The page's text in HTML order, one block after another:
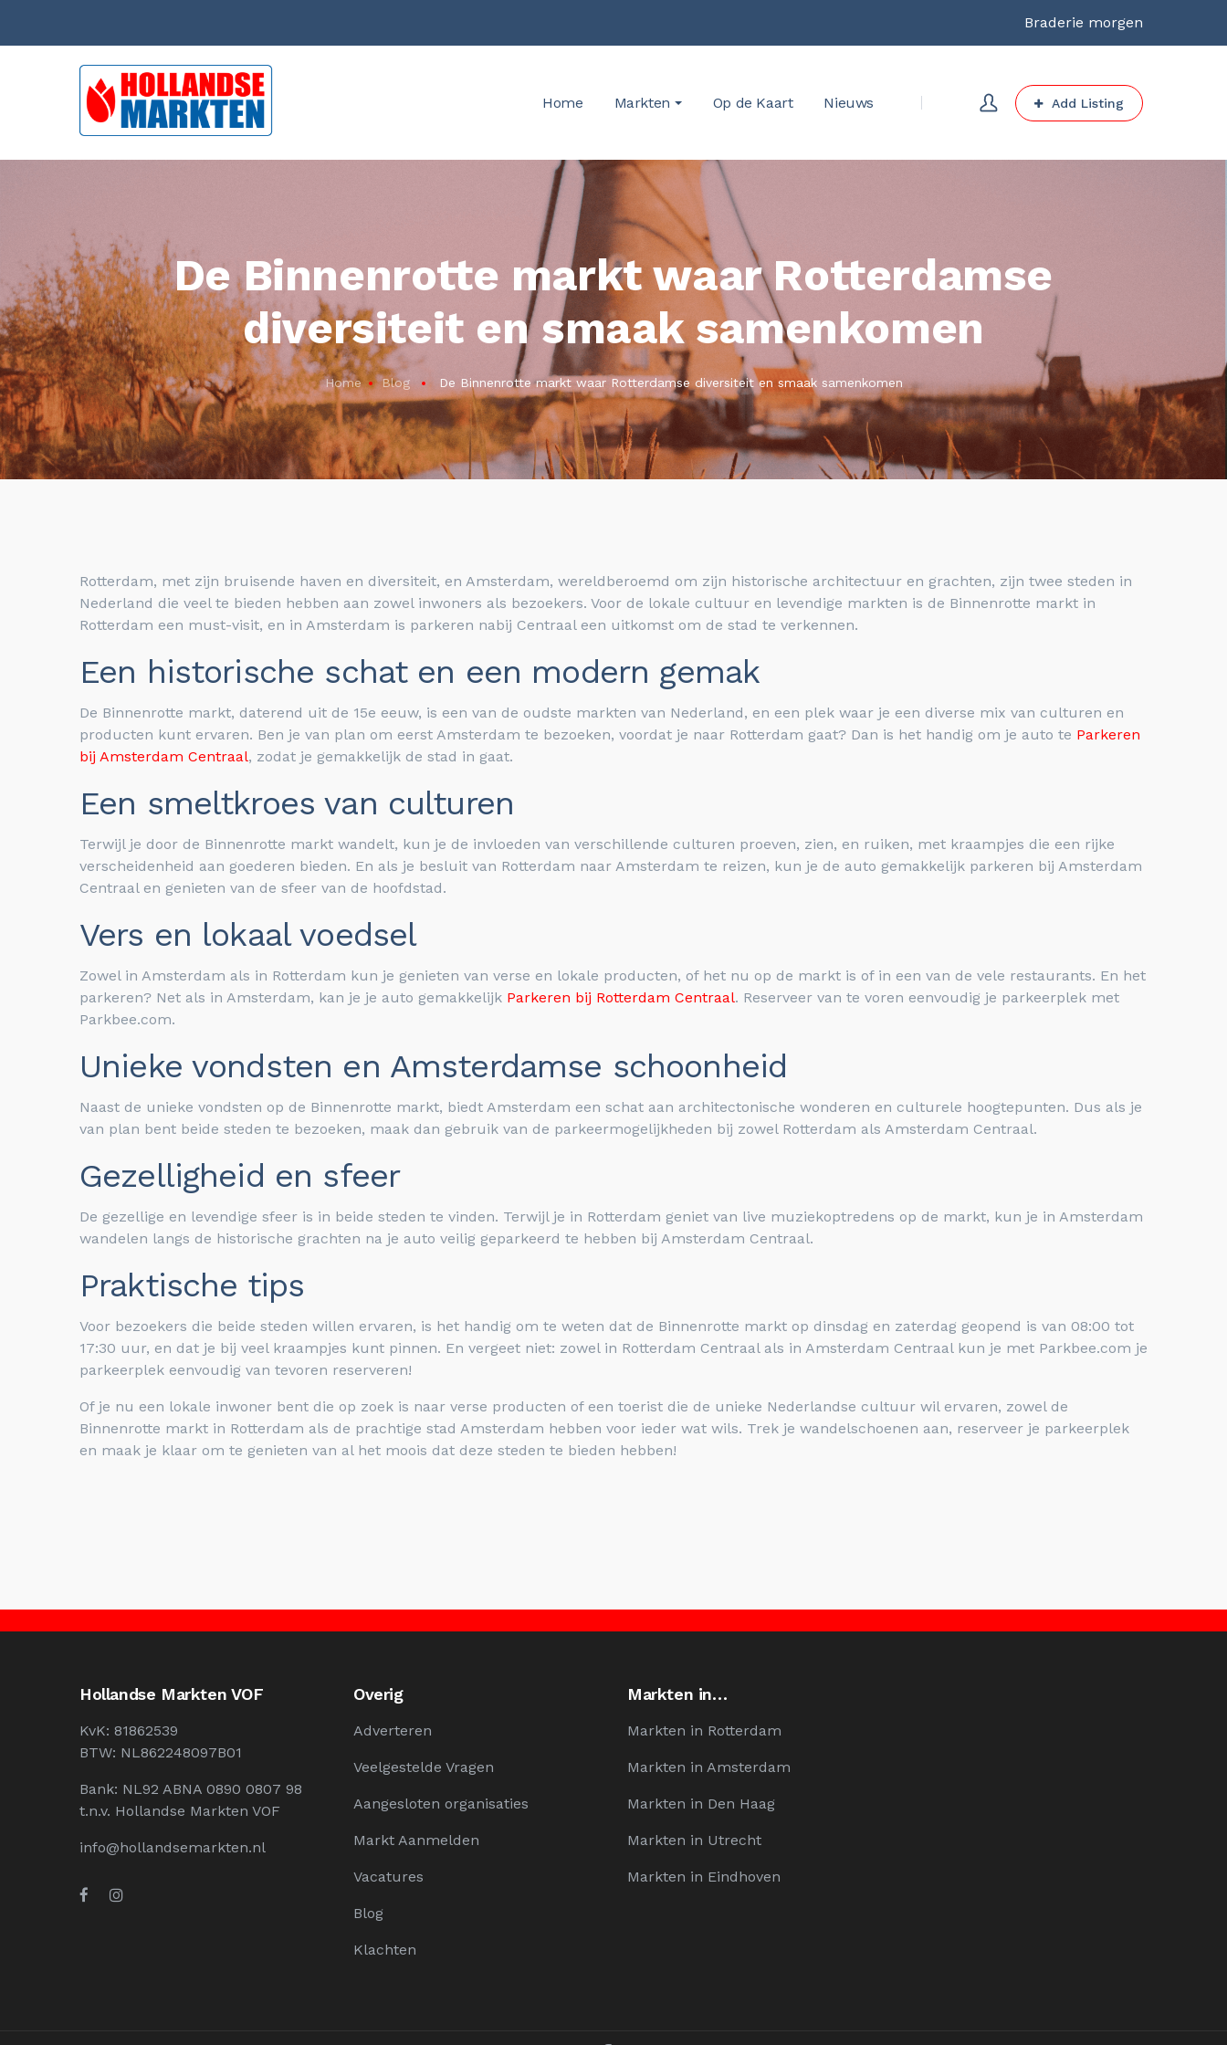
Braderie morgen
Home Markten Op de Kaart Nieuws Add Listing
De Binnenrotte markt waar Rotterdamse
diversiteit en smaak samenkomen
Home Blog De Binnenrotte markt waar Rotterdamse diversiteit en smaak samenkomen
Rotterdam, met zijn bruisende haven en diversiteit, en Amsterdam, wereldberoemd om zijn historische architectuur en grachten, zijn twee steden in
Nederland die veel te bieden hebben aan zowel inwoners als bezoekers. Voor de lokale cultuur en levendige markten is de Binnenrotte markt in
Rotterdam een must-visit, en in Amsterdam is parkeren nabij Centraal een uitkomst om de stad te verkennen.
Een historische schat en een modern gemak
De Binnenrotte markt, daterend uit de 15e eeuw, is een van de oudste markten van Nederland, en een plek waar je een diverse mix van culturen en
producten kunt ervaren. Ben je van plan om eerst Amsterdam te bezoeken, voordat je naar Rotterdam gaat? Dan is het handig om je auto te Parkeren
bij Amsterdam Centraal, zodat je gemakkelijk de stad in gaat.
Een smeltkroes van culturen
Terwijl je door de Binnenrotte markt wandelt, kun je de invloeden van verschillende culturen proeven, zien, en ruiken, met kraampjes die een rijke
verscheidenheid aan goederen bieden. En als je besluit van Rotterdam naar Amsterdam te reizen, kun je de auto gemakkelijk parkeren bij Amsterdam
Centraal en genieten van de sfeer van de hoofdstad.
Vers en lokaal voedsel
Zowel in Amsterdam als in Rotterdam kun je genieten van verse en lokale producten, of het nu op de markt is of in een van de vele restaurants. En het
parkeren? Net als in Amsterdam, kan je je auto gemakkelijk Parkeren bij Rotterdam Centraal. Reserveer van te voren eenvoudig je parkeerplek met
Parkbee.com.
Unieke vondsten en Amsterdamse schoonheid
Naast de unieke vondsten op de Binnenrotte markt, biedt Amsterdam een schat aan architectonische wonderen en culturele hoogtepunten. Dus als je
van plan bent beide steden te bezoeken, maak dan gebruik van de parkeermogelijkheden bij zowel Rotterdam als Amsterdam Centraal.
Gezelligheid en sfeer
De gezellige en levendige sfeer is in beide steden te vinden. Terwijl je in Rotterdam geniet van live muziekoptredens op de markt, kun je in Amsterdam
wandelen langs de historische grachten na je auto veilig geparkeerd te hebben bij Amsterdam Centraal.
Praktische tips
Voor bezoekers die beide steden willen ervaren, is het handig om te weten dat de Binnenrotte markt op dinsdag en zaterdag geopend is van 08:00 tot
17:30 uur, en dat je bij veel kraampjes kunt pinnen. En vergeet niet: zowel in Rotterdam Centraal als in Amsterdam Centraal kun je met Parkbee.com je
parkeerplek eenvoudig van tevoren reserveren!
Of je nu een lokale inwoner bent die op zoek is naar verse producten of een toerist die de unieke Nederlandse cultuur wil ervaren, zowel de
Binnenrotte markt in Rotterdam als de prachtige stad Amsterdam hebben voor ieder wat wils. Trek je wandelschoenen aan, reserveer je parkeerplek
en maak je klaar om te genieten van al het moois dat deze steden te bieden hebben!
Hollandse Markten VOF
KvK: 81862539
BTW: NL862248097B01
Bank: NL92 ABNA 0890 0807 98
t.n.v. Hollandse Markten VOF
info@hollandsemarkten.nl
Overig
Adverteren
Veelgestelde Vragen
Aangesloten organisaties
Markt Aanmelden
Vacatures
Blog
Klachten
Markten in…
Markten in Rotterdam
Markten in Amsterdam
Markten in Den Haag
Markten in Utrecht
Markten in Eindhoven